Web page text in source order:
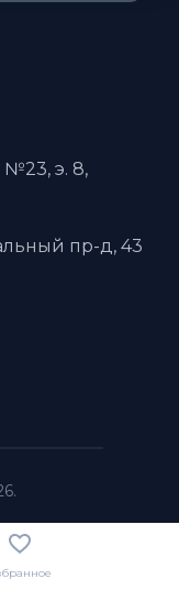
№23, э. 8,
пр-д, 43